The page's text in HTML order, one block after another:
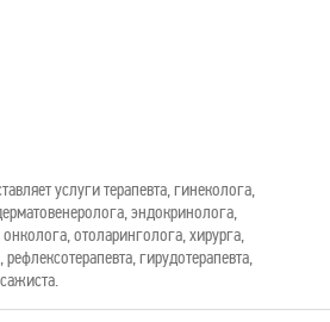
услуги терапевта, гинеколога,
эндокринолога,
отоларинголога, хирурга,
гирудотерапевта,